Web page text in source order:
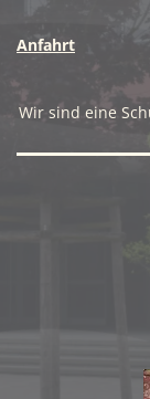
Anfahrt
Wir sind eine